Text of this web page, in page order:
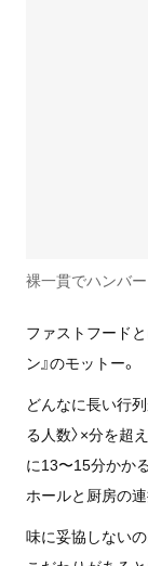
裸一貫でハンバ
ファストフードと
ン』のモットー。
どんなに長い行
る人数〉×分を超
に13〜15分かか
ホールと厨房の
味に妥協しない